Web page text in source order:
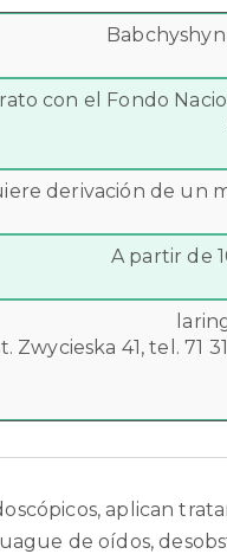
con el Fondo
derivación de un
A partir de
Zwycieska 41, tel. 71
aplican
de oídos,